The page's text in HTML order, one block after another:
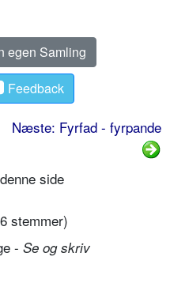
egen Samling
Feedback
Næste: Fyrfad - fyrpande
side
6 stemmer)
- Se og skriv